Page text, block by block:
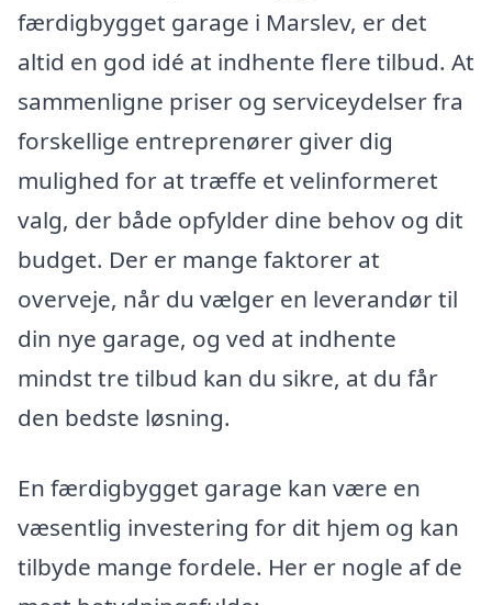
færdigbygget garage i Marslev, er det
altid en god idé at indhente flere tilbud. At
sammenligne priser og serviceydelser fra
forskellige entreprenører giver dig
mulighed for at træffe et velinformeret
valg, der både opfylder dine behov og dit
budget. Der er mange faktorer at
overveje, når du vælger en leverandør til
din nye garage, og ved at indhente
mindst tre tilbud kan du sikre, at du får
den bedste løsning.
En færdigbygget garage kan være en
væsentlig investering for dit hjem og kan
tilbyde mange fordele. Her er nogle af de